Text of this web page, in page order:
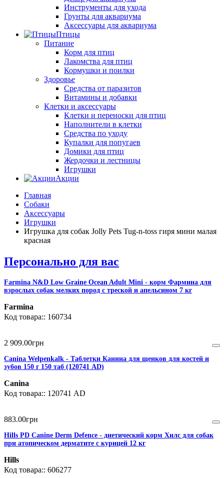
Инструменты для ухода
Грунты для аквариума
Аксессуары для аквариума
Птицы
Питание
Корм для птиц
Лакомства для птиц
Кормушки и поилки
Здоровье
Средства от паразитов
Витамины и добавки
Клетки и аксессуары
Клетки и переноски для птиц
Наполнители в клетки
Средства по уходу
Купалки для попугаев
Домики для птиц
Жердочки и лестницы
Игрушки
Акции
Главная
Собаки
Аксессуары
Игрушки
Игрушка для собак Jolly Pets Tug-n-toss гиря мини малая
красная
Персонально для вас
Farmina N&D Low Graine Ocean Adult Mini - корм Фармина для
взрослых собак мелких пород с треской и апельсином 7 кг
Farmina
160734
2 909.00грн
Canina Welpenkalk - Таблетки Канина для щенков для костей и
зубов 150 г 150 таб (120741 AD)
Canina
120741 AD
883.00грн
Hills PD Canine Derm Defence - диетический корм Хилс для собак
при атопическом дерматите с курицей 12 кг
Hills
606277